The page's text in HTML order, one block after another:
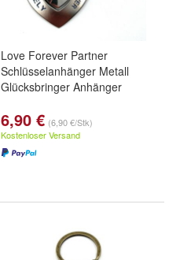
Love Forever Partner
Schlüsselanhänger Metall
Glücksbringer Anhänger
6,90 € (6,90 €/Stk)
Kostenloser Versand